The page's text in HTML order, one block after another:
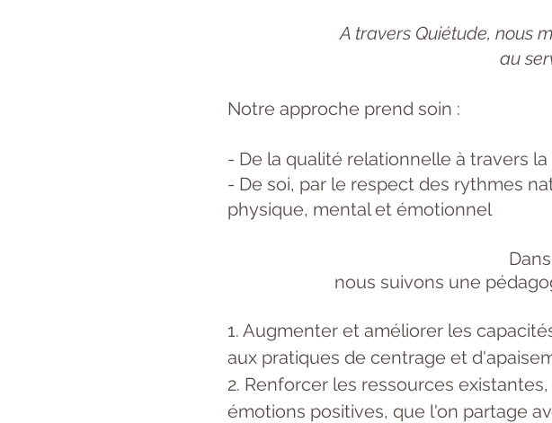
A travers Quiétude, nous
au
Notre approche prend soin :
- De la qualité relationnelle à travers
- De soi, par le respect des rythmes
physique, mental et émotionnel
nous suivons une
1. Augmenter et améliorer les
aux pratiques de centrage et
2. Renforcer les ressources
émotions positives, que l'on partage